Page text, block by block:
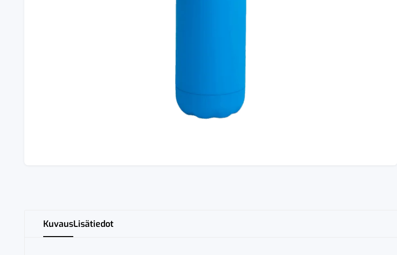
KuvausLisätiedot